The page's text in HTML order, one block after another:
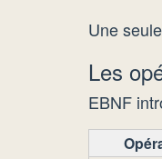
Une
Les
EBNF